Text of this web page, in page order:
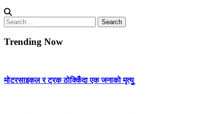
Search
for:
Trending Now
मोटरसाइकल र ट्रक ठोक्किँदा एक जनाको मृत्युु